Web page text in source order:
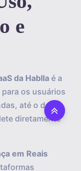
e
da Habllaé a
para os usuários
até o de
diretamente
em Reais